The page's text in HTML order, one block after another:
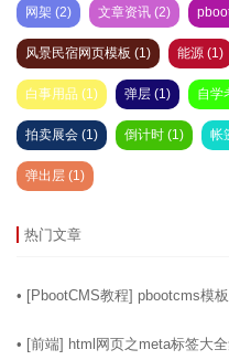
网架 (2) 文章资讯 (2)
风景民宿网页模板 (1) 能源 (1)
白事用品 (1) 弹层 (1) 自学
拍卖展会 (1) 倒计时 (1) 帐
弹出层 (1)
热门文章
• [PbootCMS教程] pbootcms模
• [前端] html网页之meta标签大